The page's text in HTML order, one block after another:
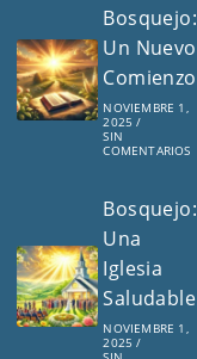
Bosquejo:
Un Nuevo
Comienzo
NOVIEMBRE 1,
2025 /
SIN
COMENTARIOS
Bosquejo:
Una
Iglesia
Saludable
NOVIEMBRE 1,
2025 /